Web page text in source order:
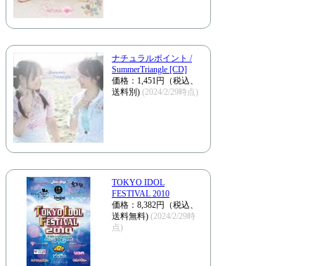
ナチュラルポイント /
SummerTriangle [CD]
価格：1,451円（税込、
送料別) (2024/2/29時点)
TOKYO IDOL
FESTIVAL 2010
価格：8,382円（税込、
送料無料) (2024/2/29時
点)